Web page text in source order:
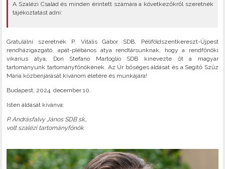
A Szalézi Család és minden érintett számára a következőkről szeretnék
tájékoztatást adni:
Gratulálni szeretnék P. Vitális Gábor SDB, Péliföldszentkereszt-Újpest
rendházigazgató, apát-plébános atya rendtársunknak, hogy a rendfőnöki
vikárius atya, Don Stefano Martoglio SDB kinevezte őt a magyar
tartományunk tartományfőnökének. Az Úr bőséges áldását és a Segítő Szűz
Mária közbenjárását kívánom életére és munkájára!
Budapest, 2024. december 10.
Isten áldását kívánva:
P. Andrásfalvy János SDB sk.,
volt szalézi tartományfőnök